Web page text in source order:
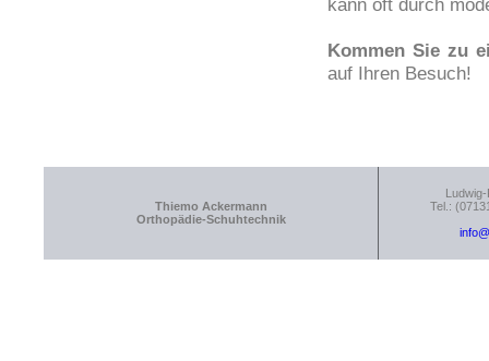
kann oft durch
Kommen Sie zu
auf Ihren Besuch!
Thiemo Ackermann
Orthopädie-Schuhtechnik
Tel.: